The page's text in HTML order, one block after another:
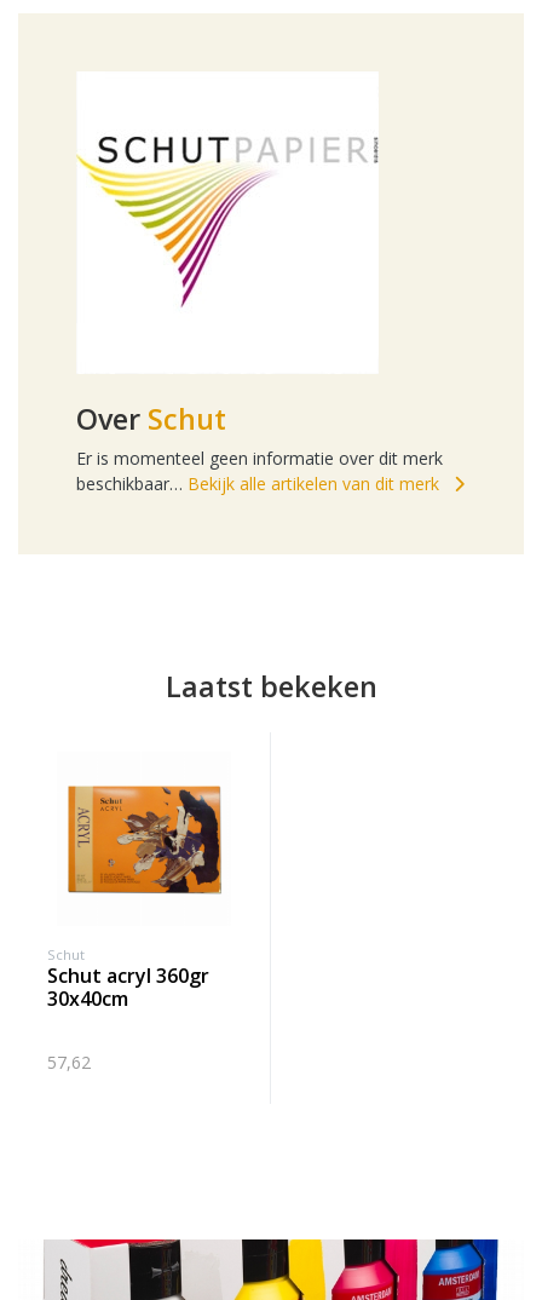
Over Schut
Er is momenteel geen informatie over dit merk
beschikbaar… Bekijk alle artikelen van dit merk
Laatst bekeken
Schut
schut acryl 360gr
30x40cm
57,62
Banner row 2